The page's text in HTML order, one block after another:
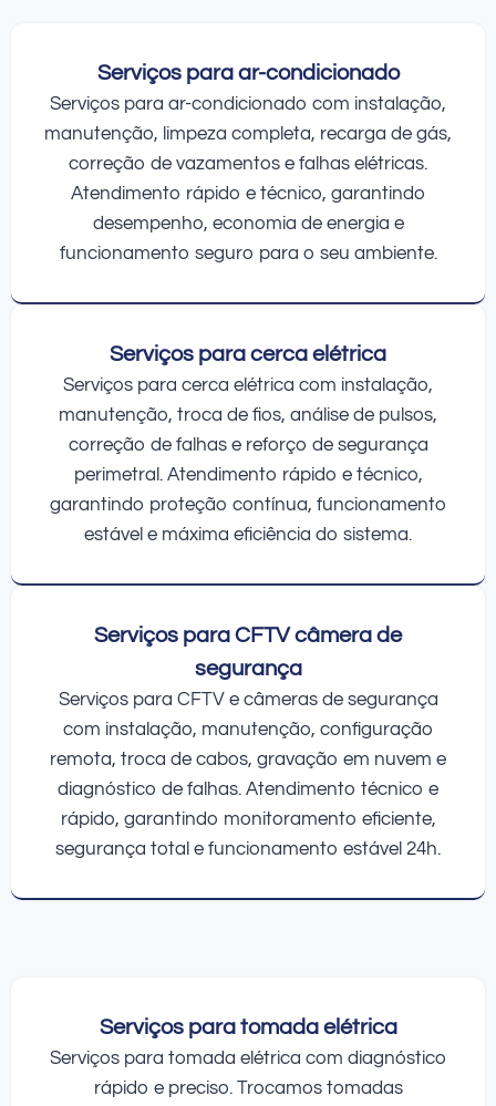
Serviços para ar-condicionado
Serviços para ar-condicionado com instalação,
manutenção, limpeza completa, recarga de gás,
correção de vazamentos e falhas elétricas.
Atendimento rápido e técnico, garantindo
desempenho, economia de energia e
funcionamento seguro para o seu ambiente.
Serviços para cerca elétrica
Serviços para cerca elétrica com instalação,
manutenção, troca de fios, análise de pulsos,
correção de falhas e reforço de segurança
perimetral. Atendimento rápido e técnico,
garantindo proteção contínua, funcionamento
estável e máxima eficiência do sistema.
Serviços para CFTV câmera de
segurança
Serviços para CFTV e câmeras de segurança
com instalação, manutenção, configuração
remota, troca de cabos, gravação em nuvem e
diagnóstico de falhas. Atendimento técnico e
rápido, garantindo monitoramento eficiente,
segurança total e funcionamento estável 24h.
Serviços para tomada elétrica
Serviços para tomada elétrica com diagnóstico
rápido e preciso. Trocamos tomadas